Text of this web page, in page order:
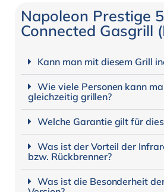
Napoleon Prestige
Connected Gasgrill
Kann man mit diesem Grill
Wie viele Personen kann
gleichzeitig grillen?
Welche Garantie gilt für
Was ist der Vorteil der
bzw. Rückbrenner?
Was ist die Besonderheit